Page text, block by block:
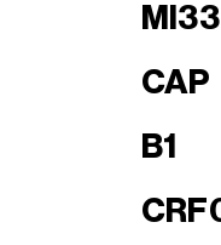
MI33
CAP
B1